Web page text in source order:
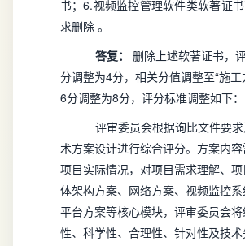
书；6.视频监控管理软件类软著证
求删除 。
答复： 删除上述软著证书，
分调整为4分，相关分值调整至“施
6分调整为8分，评分标准调整如下：
评审委员会根据询比文件要
术方案设计进行综合评分。方案内
项目实际情况，对项目需求理解、
体架构方案、网络方案、视频监控
平台方案等核心模块，评审委员会
性、科学性、合理性、针对性及技